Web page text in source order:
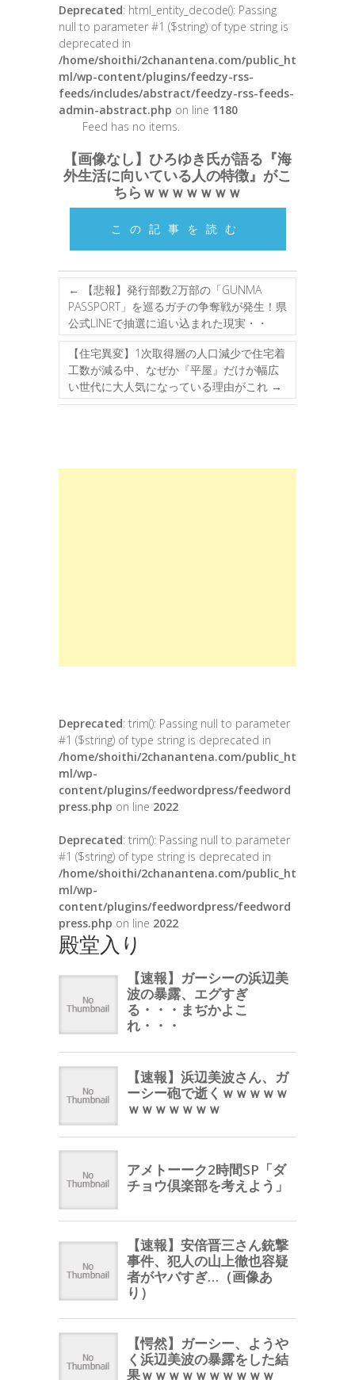
Deprecated: html_entity_decode(): Passing
null to parameter #1 ($string) of type string is
deprecated in
/home/shoithi/2chanantena.com/public_ht
ml/wp-content/plugins/feedzy-rss-
feeds/includes/abstract/feedzy-rss-feeds-
admin-abstract.php on line 1180
Feed has no items.
【画像なし】ひろゆき氏が語る『海
外生活に向いている人の特徴』がこ
ちらｗｗｗｗｗｗｗ
この記事を読む
←
【悲報】発行部数2万部の「GUNMA
PASSPORT」を巡るガチの争奪戦が発生！県
公式LINEで抽選に追い込まれた現実・・
【住宅異変】1次取得層の人口減少で住宅着
工数が減る中、なぜか『平屋』だけが幅広
い世代に大人気になっている理由がこれ →
Deprecated: trim(): Passing null to parameter
#1 ($string) of type string is deprecated in
/home/shoithi/2chanantena.com/public_ht
ml/wp-
content/plugins/feedwordpress/feedword
press.php on line 2022
Deprecated: trim(): Passing null to parameter
#1 ($string) of type string is deprecated in
/home/shoithi/2chanantena.com/public_ht
ml/wp-
content/plugins/feedwordpress/feedword
press.php on line 2022
殿堂入り